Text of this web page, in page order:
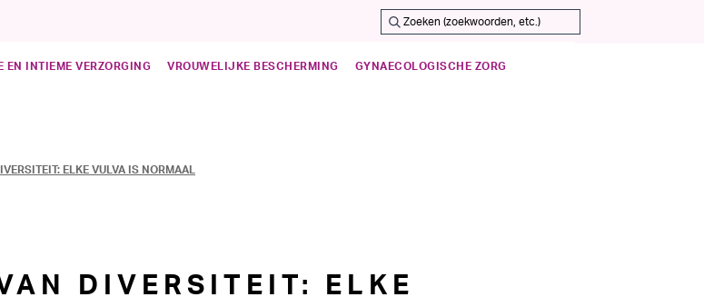
EN INTIEME VERZORGING VROUWELIJKE BESCHERMING GYNAECOLOGISCHE ZORG
ELKE VULVA IS NORMAAL
DIVERSITEIT: ELKE